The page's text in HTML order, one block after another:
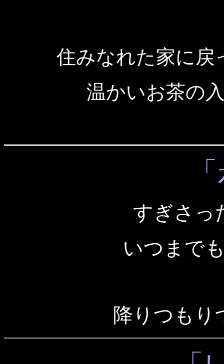
住みなれた家に戻
温かいお茶の
すぎさっ
いつまで
降りつもり